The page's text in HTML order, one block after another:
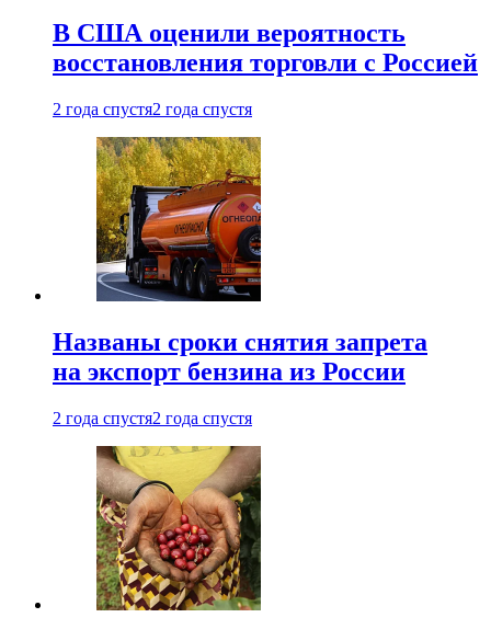
В США оценили вероятность
восстановления торговли с Россией
2 года спустя2 года спустя
Названы сроки снятия запрета
на экспорт бензина из России
2 года спустя2 года спустя